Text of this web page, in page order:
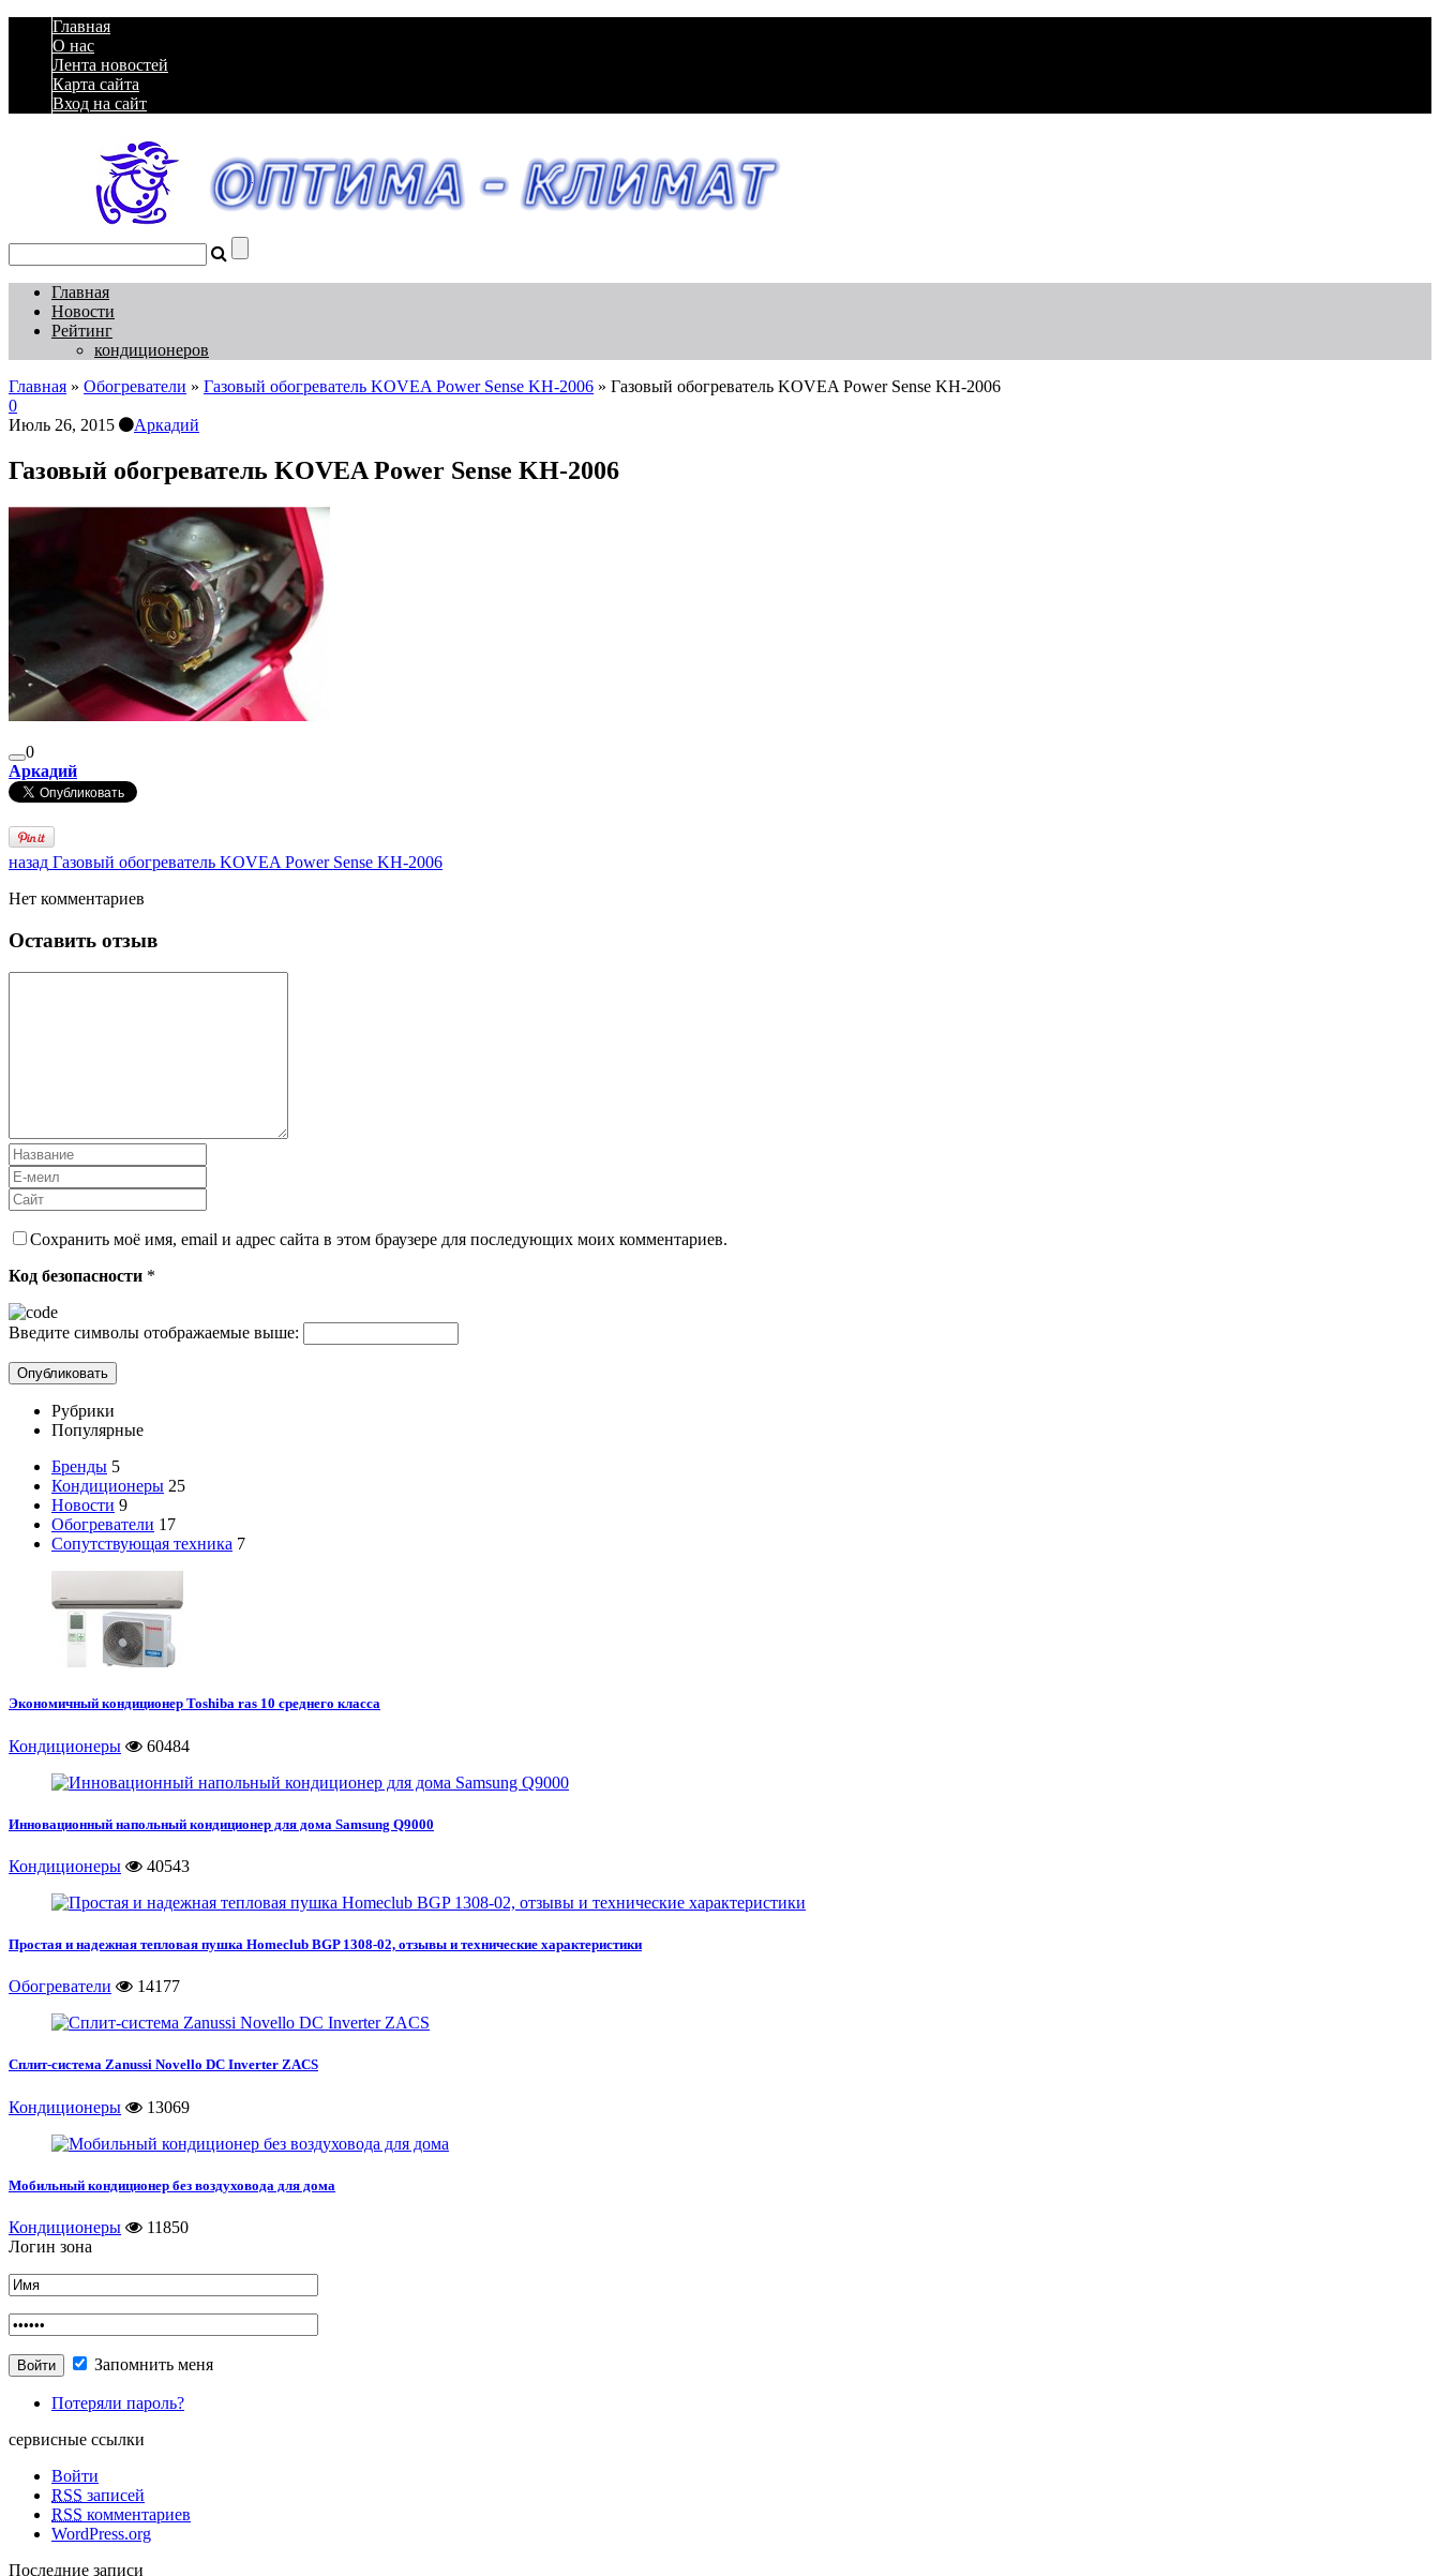
Главная
О нас
Лента новостей
Карта сайта
Вход на сайт
Главная
Новости
Рейтинг
кондиционеров
Главная » Обогреватели » Газовый обогреватель KOVEA Power Sense KH-2006 » Газовый обогреватель KOVEA Power Sense KH-2006
0
Июль 26, 2015
Аркадий
Газовый обогреватель KOVEA Power Sense KH-2006
0
Аркадий
назад Газовый обогреватель KOVEA Power Sense KH-2006
Нет комментариев
Оставить отзыв
Сохранить моё имя, email и адрес сайта в этом браузере для последующих моих комментариев.
Код безопасности *
Введите символы отображаемые выше:
Рубрики
Популярные
Бренды 5
Кондиционеры 25
Новости 9
Обогреватели 17
Сопутствующая техника 7
Экономичный кондиционер Toshiba ras 10 среднего класса
Кондиционеры 60484
Инновационный напольный кондиционер для дома Samsung Q9000
Кондиционеры 40543
Простая и надежная тепловая пушка Homeclub BGP 1308-02, отзывы и технические характеристики
Обогреватели 14177
Сплит-система Zanussi Novello DC Inverter ZACS
Кондиционеры 13069
Мобильный кондиционер без воздуховода для дома
Кондиционеры
11850
Логин зона
Запомнить меня
Потеряли пароль?
сервисные ссылки
Войти
RSS записей
RSS комментариев
WordPress.org
Последние записи